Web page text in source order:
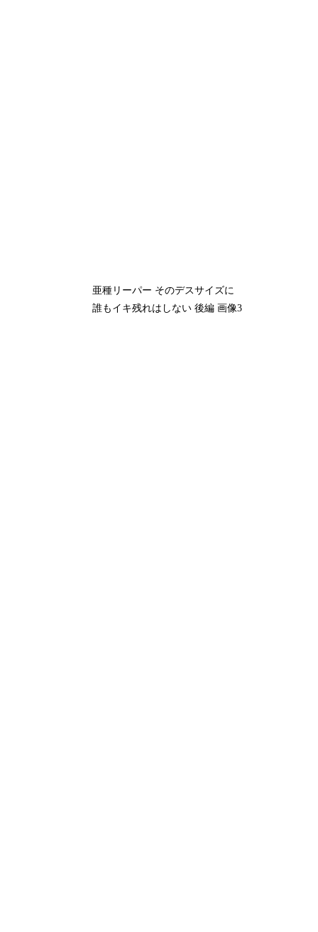
亜種リーパー そのデスサイズに
誰もイキ残れはしない 後編 画像3